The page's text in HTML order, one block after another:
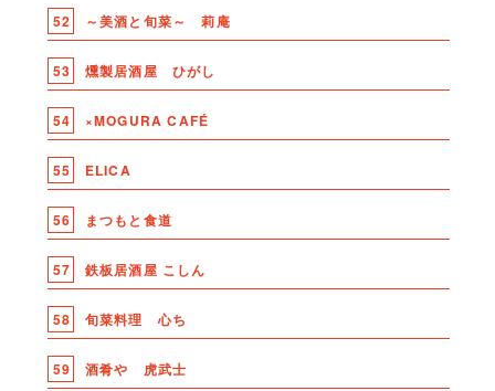
52 ～美酒と旬菜～ 莉庵
53 燻製居酒屋 ひがし
54 ×MOGURA CAFÉ
55 ELICA
56 まつもと食道
57 鉄板居酒屋 こしん
58 旬菜料理 心ち
59 酒肴や 虎武士